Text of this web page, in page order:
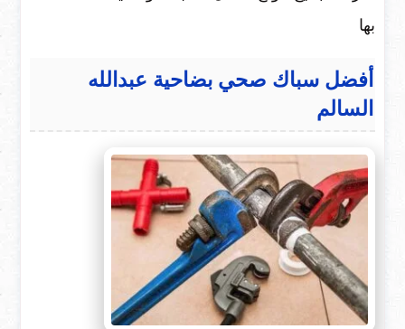
بها
أفضل سباك صحي بضاحية عبدالله
السالم